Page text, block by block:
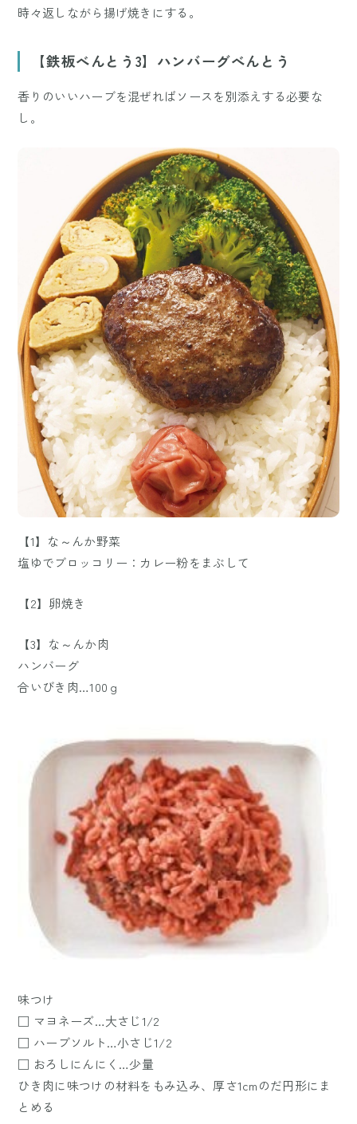
時々返しながら揚げ焼きにする。
【鉄板べんとう3】ハンバーグべんとう
香りのいいハーブを混ぜればソースを別添えする必要な
し。
【1】な～んか野菜
塩ゆでブロッコリー：カレー粉をまぶして
【2】卵焼き
【3】な～んか肉
ハンバーグ
合いびき肉…100ｇ
味つけ
□ マヨネーズ…大さじ1/2
□ ハーブソルト…小さじ1/2
□ おろしにんにく…少量
ひき肉に味つけの材料をもみ込み、厚さ1cmのだ円形にま
とめる